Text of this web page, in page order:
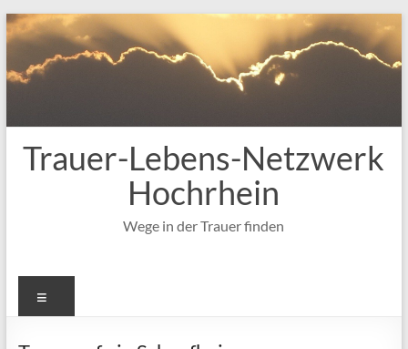
Zum
Inhalt
springen
Trauer-Lebens-Netzwerk
Hochrhein
Wege in der Trauer finden